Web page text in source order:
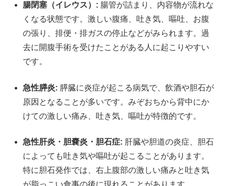
腸閉塞（イレウス）: 腸管が詰まり、内容物が流れな
くなる状態です。激しい腹痛、吐き気、嘔吐、お腹
の張り、排便・排ガスの停止などがみられます。過
去に開腹手術を受けたことがある人に起こりやすい
です。
急性膵炎: 膵臓に炎症が起こる病気で、飲酒や胆石が
原因となることが多いです。みぞおちから背中にか
けての激しい痛み、吐き気、嘔吐が特徴的です。
急性肝炎・胆嚢炎・胆石症: 肝臓や胆道の炎症、胆石
によっても吐き気や嘔吐が起こることがあります。
特に胆石発作では、右上腹部の激しい痛みと吐き気
が脂っこい食事の後に現れることがあります。